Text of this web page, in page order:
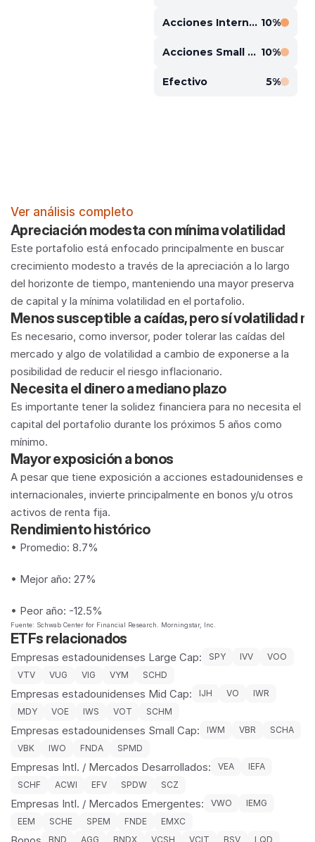
Acciones Internacionales 10%
Acciones Small Cap 10%
Efectivo 5%
Ver análisis completo
Apreciación modesta con mínima volatilidad
Este portafolio está enfocado principalmente en buscar
crecimiento modesto a través de la apreciación a lo largo
del horizonte de tiempo, manteniendo una mayor preserva
de capital y la mínima volatilidad en el portafolio.
Menos susceptible a caídas, pero sí volatilidad
Es necesario, como inversor, poder tolerar las caídas del
mercado y algo de volatilidad a cambio de exponerse a la
posibilidad de reducir el riesgo inflacionario.
Necesita el dinero a mediano plazo
Es importante tener la solidez financiera para no necesita el
capital del portafolio durante los próximos 5 años como
mínimo.
Mayor exposición a bonos
A pesar que tiene exposición a acciones estadounidenses e
internacionales, invierte principalmente en bonos y/u otros
activos de renta fija.
Rendimiento histórico
• Promedio: 8.7%
• Mejor año: 27%
• Peor año: -12.5%
Fuente: Schwab Center for Financial Research. Morningstar, Inc.
ETFs relacionados
Empresas estadounidenses Large Cap: SPY IVV
VOO
VTV
VUG VIG VYM SCHD
Empresas estadounidenses Mid Cap: IJH VO
IWR
MDY
VOE IWS VOT SCHM
Empresas estadounidenses Small Cap: IWM VBR
SCHA
VBK
IWO FNDA SPMD
Empresas Intl. / Mercados Desarrollados: VEA
IEFA
SCHF
ACWI EFV SPDW SCZ
Empresas Intl. / Mercados Emergentes: VWO
IEMG
EEM
SCHE SPEM FNDE EMXC
BND AGG BNDX VCSH VCIT BSV LQD